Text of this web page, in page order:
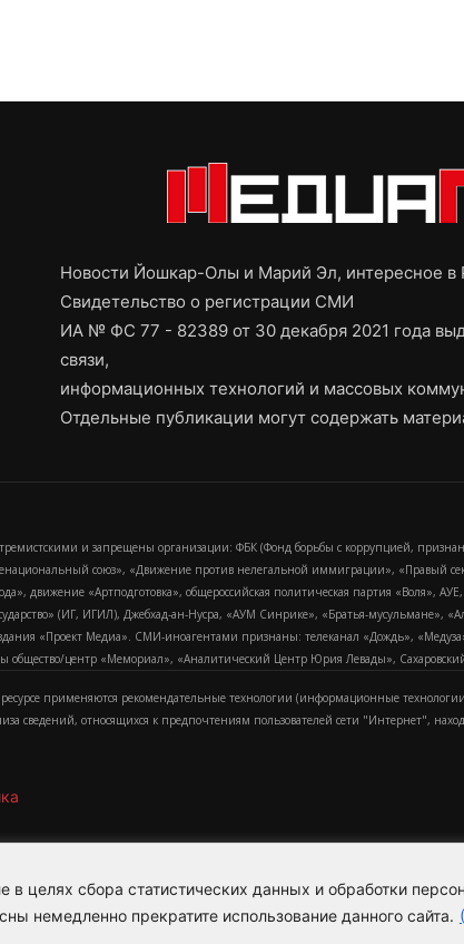
в целях сбора статистических данных и обработки
немедленно прекратите использование данного сайта.
Новости Йошкар-Олы и Марий Эл, интересное
Свидетельство о регистрации СМИ
ИА № ФС 77 - 82389 от 30 декабря 2021 года
связи,
информационных технологий и массовых
Отдельные публикации могут содержать
и запрещены организации: ФБК (Фонд борьбы с коррупцией,
союз», «Движение против нелегальной иммиграции»,
движение «Артподготовка», общероссийская политическая партия
(ИГ, ИГИЛ), Джебхад-ан-Нусра, «АУМ Синрике», «Братья-мусульмане»,
«Проект Медиа». СМИ-иноагентами признаны: телеканал «Дождь»,
общество/центр «Мемориал», «Аналитический Центр Юрия Левады»,
применяются рекомендательные технологии (информационные
сведений, относящихся к предпочтениям пользователей сети "Интернет",
агентство МедиаПоток